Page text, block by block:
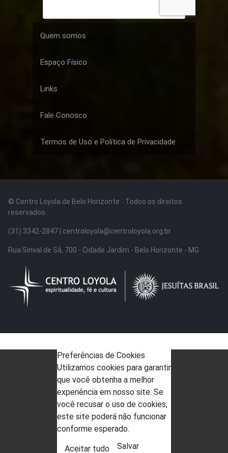
Quem somos
Espaço Físico
Links
Fale Conosco
Termos de Uso e Política de Privacidade
© Centro Loyola de Belo Horizonte · Todos os direitos
reservados.
(31) 3342-2847 | centroloyola@centroloyola.org.br
Rua Sinval de Sá, 700 - Cidade Jardim - Belo Horizonte - MG
Preferências de Cookies
Utilizamos cookies para garantir
que você obtenha a melhor
experiência em nosso site. Se
você recusar o uso de cookies,
este site poderá não funcionar
conforme esperado.
Aceitar tudo Salvar